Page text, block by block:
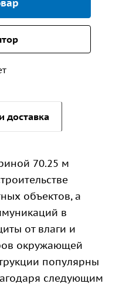
доставка
70.25 м
объектов, а
в
от влаги и
окружающей
популярны
следующим